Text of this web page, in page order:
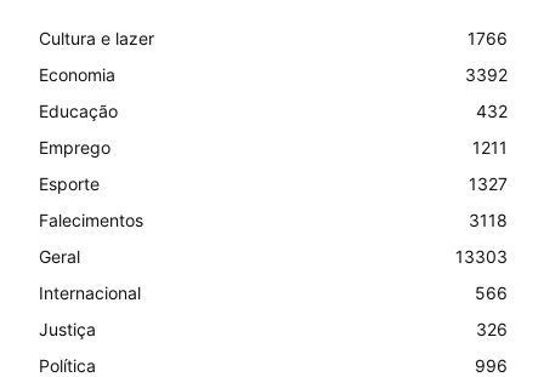
Cultura e lazer
1766
Economia
3392
Educação
432
Emprego
1211
Esporte
1327
Falecimentos
3118
Geral
13303
Internacional
566
Justiça
326
Política
996